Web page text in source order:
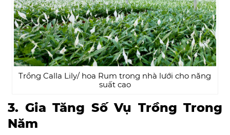
Trồng Calla Lily/ hoa Rum trong nhà lưới cho năng
suất cao
3. Gia Tăng Số Vụ Trồng Trong
Năm